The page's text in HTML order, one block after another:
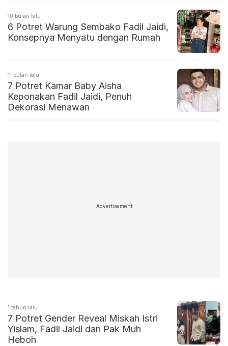
10 bulan lalu
6 Potret Warung Sembako Fadil Jaidi,
Konsepnya Menyatu dengan Rumah
11 bulan lalu
7 Potret Kamar Baby Aisha
Keponakan Fadil Jaidi, Penuh
Dekorasi Menawan
Advertisement
1 tahun lalu
7 Potret Gender Reveal Miskah Istri
Yislam, Fadil Jaidi dan Pak Muh
Heboh